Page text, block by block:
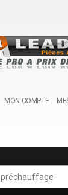
MON COMPTE